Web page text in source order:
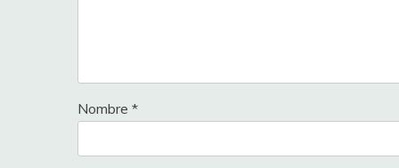
Nombre *